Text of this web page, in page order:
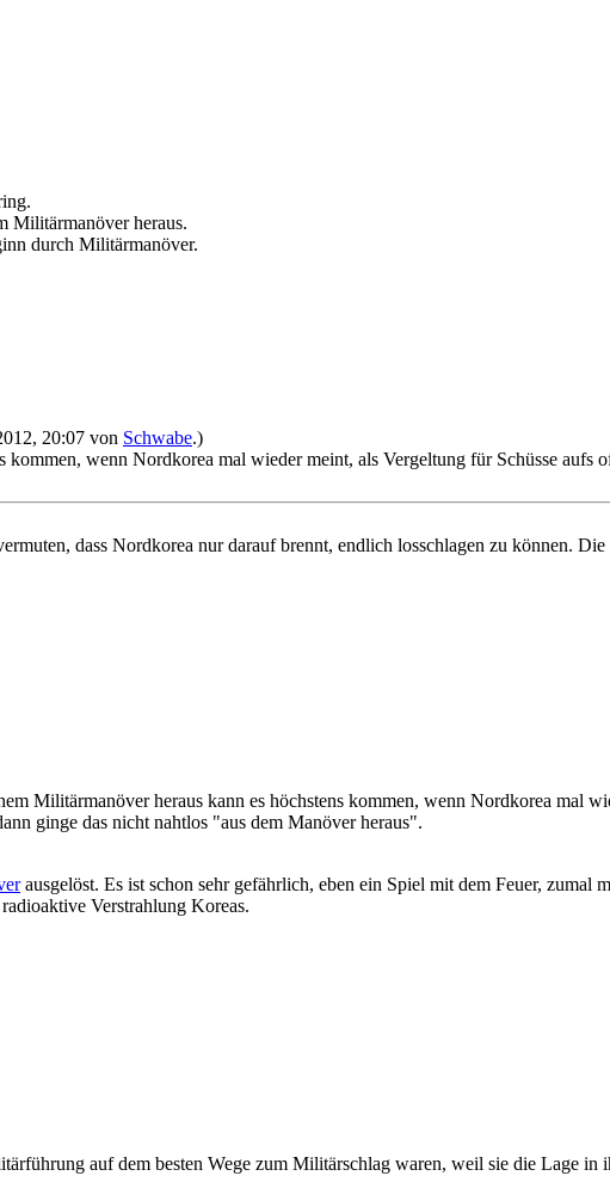
Militärmanöver heraus.
durch Militärmanöver.
20:07 von Schwabe.)
wenn Nordkorea mal wieder meint, als Vergeltung für Schüsse aufs
dass Nordkorea nur darauf brennt, endlich losschlagen zu können.
Militärmanöver heraus kann es höchstens kommen, wenn Nordkorea mal
ginge das nicht nahtlos "aus dem Manöver heraus".
ausgelöst. Es ist schon sehr gefährlich, eben ein Spiel mit dem Feuer, zumal
Verstrahlung Koreas.
auf dem besten Wege zum Militärschlag waren, weil sie die Lage